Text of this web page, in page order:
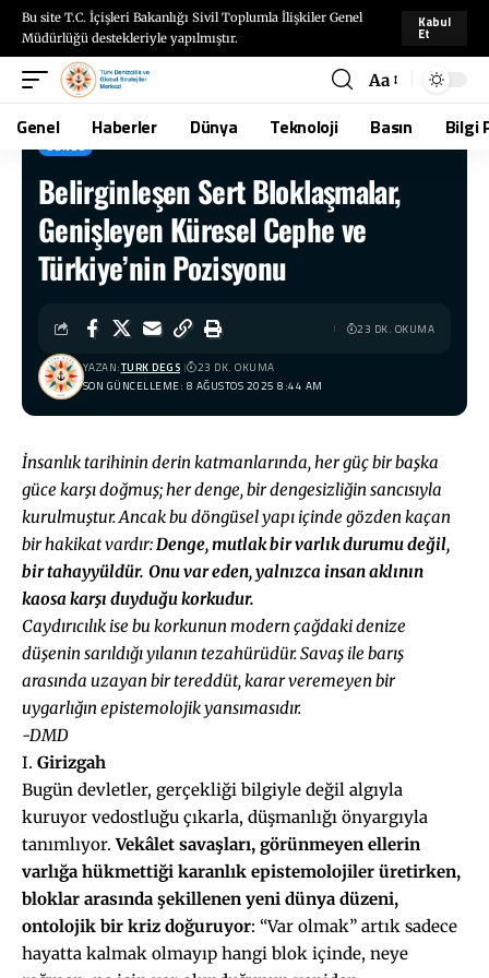
Bu site T.C. İçişleri Bakanlığı Sivil Toplumla İlişkiler Genel
Müdürlüğü destekleriyle yapılmıştır.
Kabul
Et
Aa
Genel Haberler Dünya Teknoloji Basın Bilgi
TÜRKDEGS Blog> Belirginleşen Sert Bloklaşmalar, Genişleyen Küresel Cephe ve Türkiye’nin Pozisyonu
GENEL
Belirginleşen Sert Bloklaşmalar,
Genişleyen Küresel Cephe ve
Türkiye’nin Pozisyonu
SON GÜNCELLEME: 8 AĞUSTOS 2025 8:44 AM
YAZAN:TURK DEGS 23 DK. OKUMA
23 DK. OKUMA
İnsanlık tarihinin derin katmanlarında, her güç bir başka
güce karşı doğmuş; her denge, bir dengesizliğin sancısıyla
kurulmuştur. Ancak bu döngüsel yapı içinde gözden kaçan
bir hakikat vardır:Denge, mutlak bir varlık durumu değil,
bir tahayyüldür. Onu var eden, yalnızca insan aklının
kaosa karşı duyduğu korkudur.
Caydırıcılık ise bu korkunun modern çağdaki denize
düşenin sarıldığı yılanın tezahürüdür. Savaş ile barış
arasında uzayan bir tereddüt, karar veremeyen bir
uygarlığın epistemolojik yansımasıdır.
-DMD
I. Girizgah
Bugün devletler, gerçekliği bilgiyle değil algıyla
kuruyor vedostluğu çıkarla, düşmanlığı önyargıyla
tanımlıyor.Vekâlet savaşları, görünmeyen ellerin
varlığa hükmettiği karanlık epistemolojiler üretirken,
bloklar arasında şekillenen yeni dünya düzeni,
ontolojik bir kriz doğuruyor: “Var olmak” artık sadece
hayatta kalmak olmayıp hangi blok içinde, neye